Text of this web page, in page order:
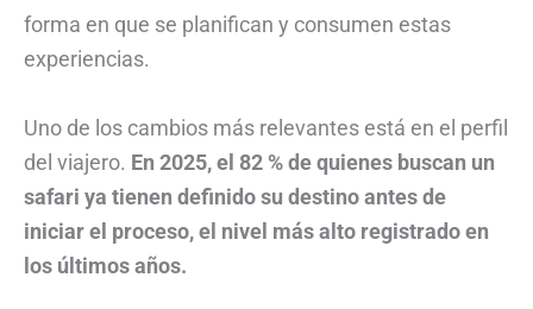
forma en que se planifican y consumen estas
experiencias.
Uno de los cambios más relevantes está en el perfil
del viajero. En 2025, el 82 % de quienes buscan un
safari ya tienen definido su destino antes de
iniciar el proceso, el nivel más alto registrado en
los últimos años.